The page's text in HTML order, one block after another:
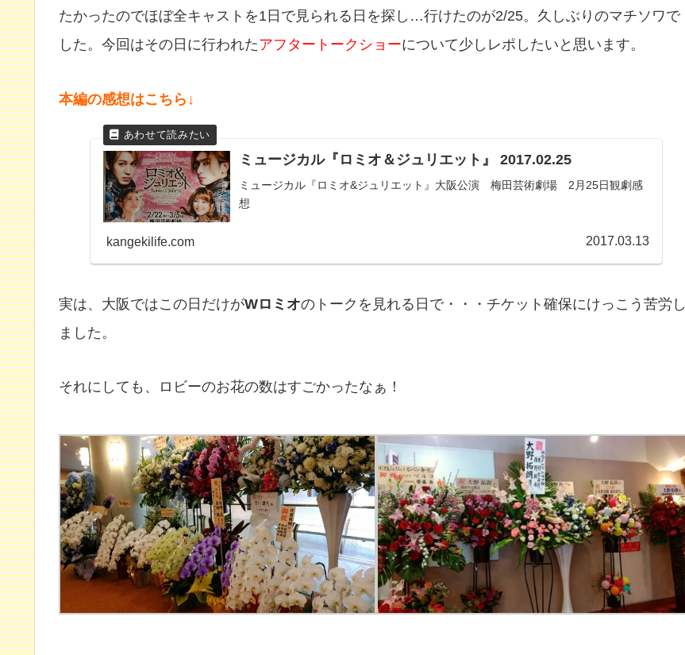
たかったのでほぼ全キャストを1日で見られる日を探し…行けたのが2/25。久しぶりのマチソワで
した。今回はその日に行われたアフタートークショーについて少しレポしたいと思います。
本編の感想はこちら↓
ミュージカル『ロミオ＆ジュリエット』 2017.02.25
ミュージカル『ロミオ&ジュリエット』大阪公演 梅田芸術劇場 2月25日観劇感
想
kangekilife.com 2017.03.13
実は、大阪ではこの日だけがWロミオのトークを見れる日で・・・チケット確保にけっこう苦労し
ました。
それにしても、ロビーのお花の数はすごかったなぁ！